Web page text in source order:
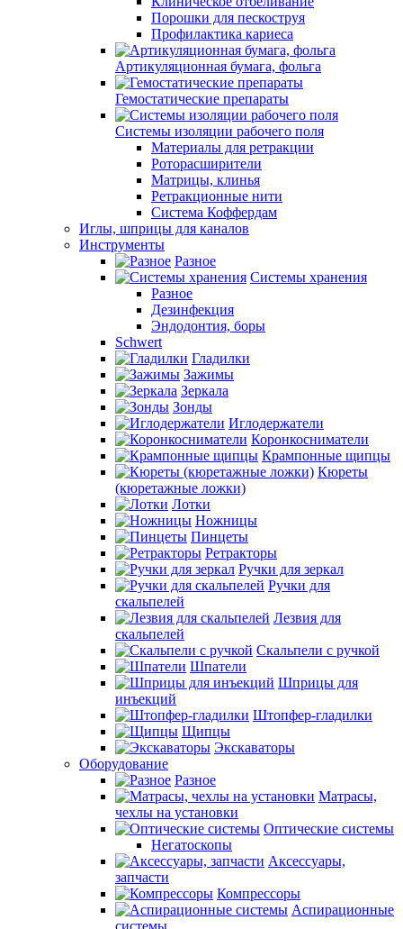
Порошки для пескоструя
Профилактика кариеса
Артикуляционная бумага, фольга
Гемостатические препараты
Системы изоляции рабочего поля
Материалы для ретракции
Роторасширители
Матрицы, клинья
Ретракционные нити
Система Коффердам
Иглы, шприцы для каналов
Инструменты
Разное
Системы хранения
Разное
Дезинфекция
Эндодонтия, боры
Schwert
Гладилки
Зажимы
Зеркала
Зонды
Иглодержатели
Коронкосниматели
Крампонные щипцы
Кюреты
(кюретажные ложки)
Лотки
Ножницы
Пинцеты
Ретракторы
Ручки для зеркал
Ручки для
скальпелей
Лезвия для
скальпелей
Скальпели с ручкой
Шпатели
Шприцы для
инъекций
Штопфер-гладилки
Щипцы
Экскаваторы
Оборудование
Разное
Матрасы,
чехлы на установки
Оптические системы
Негатоскопы
Аксессуары,
запчасти
Компрессоры
Аспирационные
системы